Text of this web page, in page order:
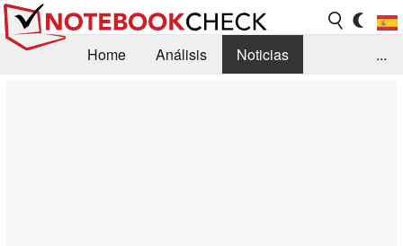
Home Análisis
Noticias
...